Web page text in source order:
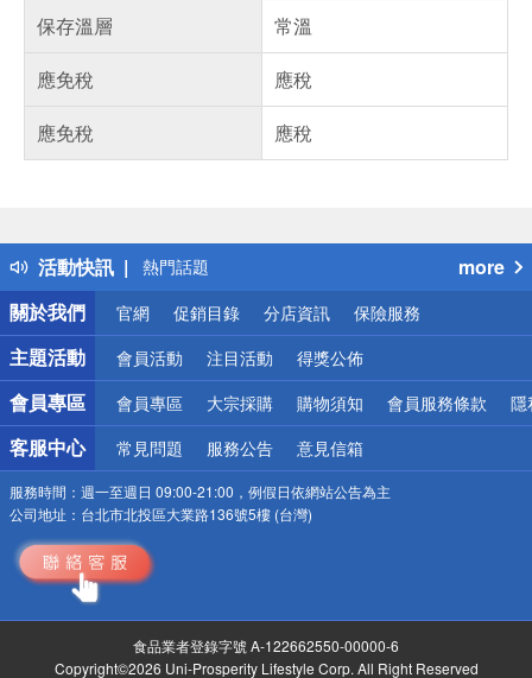
保存溫層
常溫
應免稅
應稅
應免稅
應稅
活動快訊
得獎公告
熱門話題
銀行優惠
偏遠地區配送
詐騙網頁！請小心！
more
關於我們
官網 促銷目錄 分店資訊 保險服務
主題活動 會員活動 注目活動 得獎公佈
會員專區 會員專區 大宗採購 購物須知 會員服務條款 隱
客服中心 常見問題 服務公告 意見信箱
服務時間： 週一至週日 09:00-21:00，例假日依網站公告為主
公司地址： 台北市北投區大業路136號5樓 (台灣)
食品業者登錄字號 A-122662550-00000-6
Copyright©2026 Uni-Prosperity Lifestyle Corp. All Right Reserved